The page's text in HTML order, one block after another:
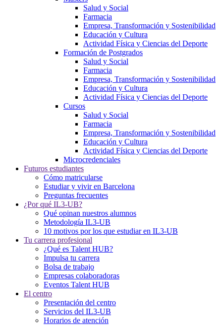
Salud y Social
Farmacia
Empresa, Transformación y Sostenibilidad
Educación y Cultura
Actividad Física y Ciencias del Deporte
Formación de Postgrados
Salud y Social
Farmacia
Empresa, Transformación y Sostenibilidad
Educación y Cultura
Actividad Física y Ciencias del Deporte
Cursos
Salud y Social
Farmacia
Empresa, Transformación y Sostenibilidad
Educación y Cultura
Actividad Física y Ciencias del Deporte
Microcredenciales
Futuros estudiantes
Cómo matricularse
Estudiar y vivir en Barcelona
Preguntas frecuentes
¿Por qué IL3-UB?
Qué opinan nuestros alumnos
Metodología IL3-UB
10 motivos por los que estudiar en IL3-UB
Tu carrera profesional
¿Qué es Talent HUB?
Impulsa tu carrera
Bolsa de trabajo
Empresas colaboradoras
Eventos Talent HUB
El centro
Presentación del centro
Servicios del IL3-UB
Horarios de atención